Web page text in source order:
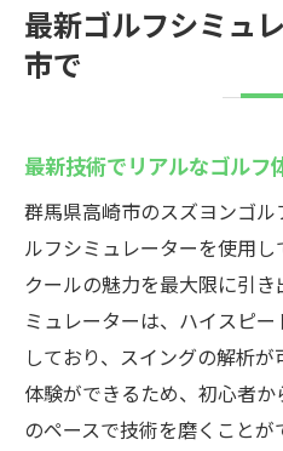
最新ゴルフシミュ
市で
最新技術でリアルなゴルフ
群馬県高崎市のスズヨンゴ
ルフシミュレーターを使用
クールの魅力を最大限に引
ミュレーターは、ハイスピ
しており、スイングの解析
体験ができるため、初心者
のペースで技術を磨くこと